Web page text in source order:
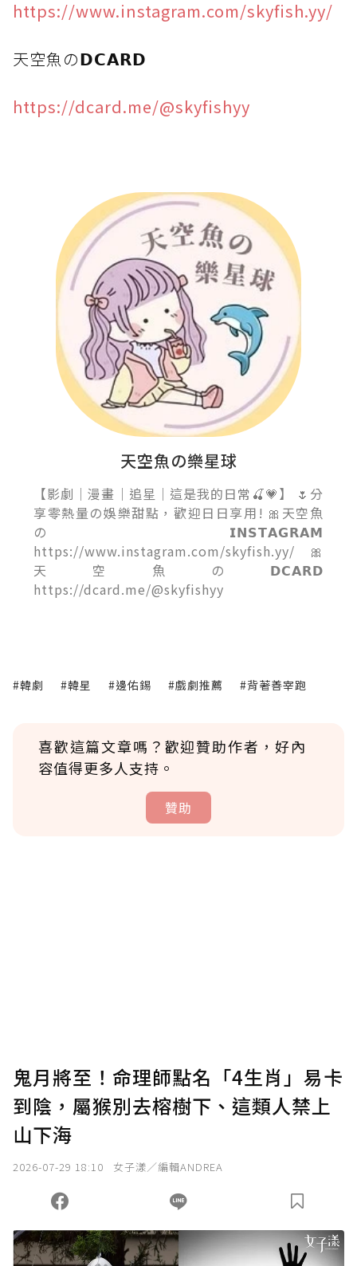
https://www.instagram.com/skyfish.yy/
天空魚の𝗗𝗖𝗔𝗥𝗗
https://dcard.me/@skyfishyy
天空魚の樂星球
【影劇｜漫畫｜追星｜這是我的日常🍒💗】 🌷分
享零熱量の娛樂甜點，歡迎日日享用! 🎀天空魚
の𝗜𝗡𝗦𝗧𝗔𝗚𝗥𝗔𝗠
https://www.instagram.com/skyfish.yy/ 🎀
天空魚の𝗗𝗖𝗔𝗥𝗗
https://dcard.me/@skyfishyy
#韓劇 #韓星 #邊佑錫 #戲劇推薦 #背著善宰跑
喜歡這篇文章嗎？歡迎贊助作者，好內
容值得更多人支持。
贊助
確認送出
您當前剩餘 U 利點數：0點；前往 購買點數
鬼月將至！命理師點名「4生肖」易卡
到陰，屬猴別去榕樹下、這類人禁上
山下海
2026-07-29 18:10 女子漾／編輯ANDREA